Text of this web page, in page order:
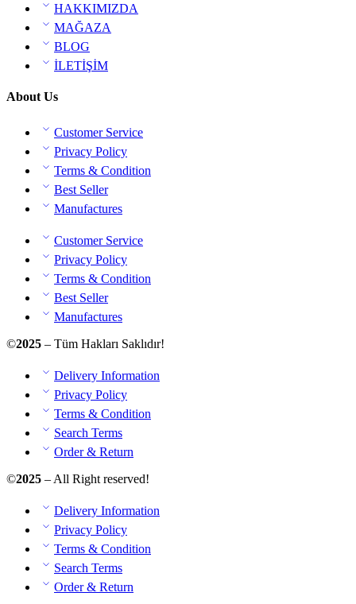
HAKKIMIZDA
MAĞAZA
BLOG
İLETİŞİM
About Us
Customer Service
Privacy Policy
Terms & Condition
Best Seller
Manufactures
Customer Service
Privacy Policy
Terms & Condition
Best Seller
Manufactures
©2025 – Tüm Hakları Saklıdır!
Delivery Information
Privacy Policy
Terms & Condition
Search Terms
Order & Return
©2025 – All Right reserved!
Delivery Information
Privacy Policy
Terms & Condition
Search Terms
Order & Return